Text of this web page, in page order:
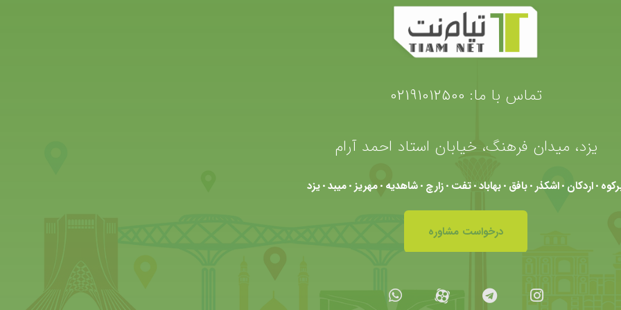
تماس با ما: 02191012500
یزد، میدان فرهنگ، خیابان استاد احمد آرام
•اردکان •اشکذر •بافق •بهاباد •تفت •زارچ •شاهدیه •مهریز •میبد •یزد
درخواست مشاوره